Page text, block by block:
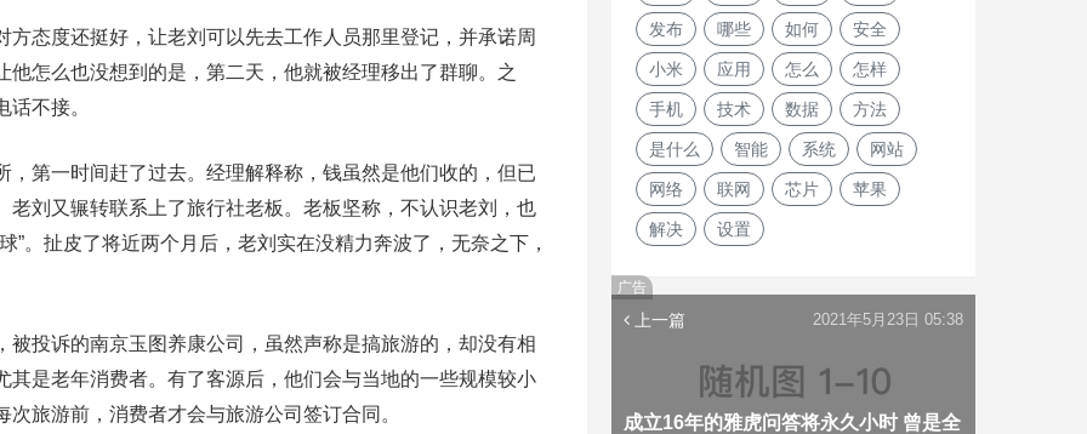
度还挺好，让老刘可以先去工作人员那里登记，并承诺周
怎么也没想到的是，第二天，他就被经理移出了群聊。之
不接。
一时间赶了过去。经理解释称，钱虽然是他们收的，但已
刘又辗转联系上了旅行社老板。老板坚称，不认识老刘，也
”。扯皮了将近两个月后，老刘实在没精力奔波了，无奈之下，
诉的南京玉图养康公司，虽然声称是搞旅游的，却没有相
是老年消费者。有了客源后，他们会与当地的一些规模较小
旅游前，消费者才会与旅游公司签订合同。
发布 哪些 如何 安全
小米 应用 怎么 怎样
手机 技术 数据 方法
是什么 智能 系统 网站
网络 联网 芯片 苹果
解决 设置
广告
上一篇
成立16年的雅虎问答将永久小时 曾是全
2021年5月23日 05:38